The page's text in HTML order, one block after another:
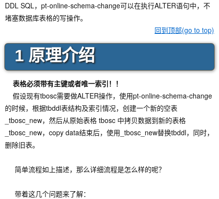
DDL SQL，pt-online-schema-change可以在执行ALTER语句中，不
堵塞数据库表格的写操作。
回到顶部(go to top)
1 原理介绍
表格必须带有主键或者唯一索引！！
假设现有tbosc需要做ALTER操作，使用pt-online-schema-change
的时候，根据tbddl表结构及索引情况，创建一个新的空表
_tbosc_new，然后从原始表格 tbosc 中拷贝数据到新的表格
_tbosc_new，copy data结束后，使用_tbosc_new替换tbddl，同时，
删除旧表。
简单流程如上描述，那么详细流程是怎么样的呢？
带着这几个问题来了解：